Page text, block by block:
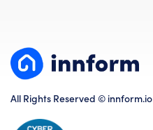
All Rights Reserved © innform.io